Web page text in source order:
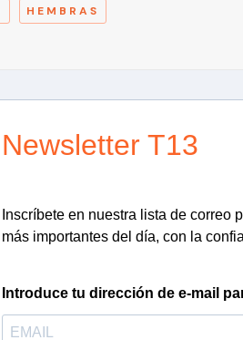
HEMBRAS
Newsletter T13
Inscríbete en nuestra lista de correo
más importantes del día, con la
Introduce tu dirección de e-mail